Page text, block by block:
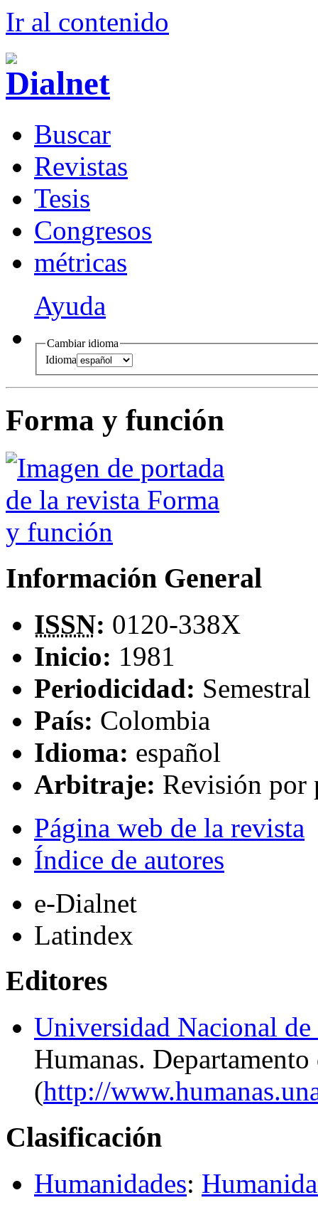
Ir al contenido
Buscar
Revistas
Tesis
Congresos
métricas
Ayuda
Cambiar idioma
Idioma
Forma y función
Información General
ISSN: 0120-338X
Inicio: 1981
Periodicidad: Semestral
País: Colombia
Idioma: español
Arbitraje: Revisión por
Página web de la revista
Índice de autores
e-Dialnet
Latindex
Editores
Universidad Nacional
Humanas.
(http://
Clasificación
Humanidades: